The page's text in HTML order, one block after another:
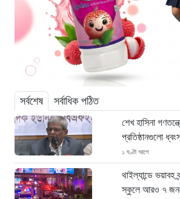
সর্বশেষ সর্বাধিক পঠিত
শেখ হাসিনা
প্রতিষ্ঠানগুলো
১ ঘণ্টা আগে
থাইল্যান্ডে ভয়াবহ
স্কুলে আরও ৭